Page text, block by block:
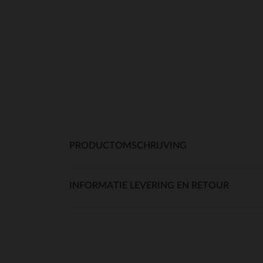
PRODUCTOMSCHRIJVING
INFORMATIE LEVERING EN RETOUR